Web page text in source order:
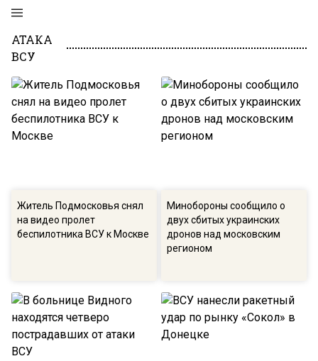
АТАКА
ВСУ
Житель Подмосковья снял
на видео пролет
беспилотника ВСУ к Москве
Минобороны сообщило о
двух сбитых украинских
дронов над московским
регионом